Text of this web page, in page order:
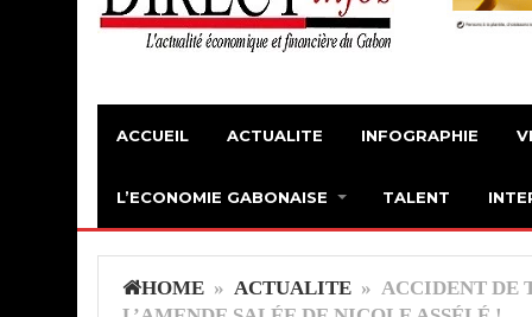
ACCUEIL ACTUALITE INFOGRAPHIE
L’ECONOMIE GABONAISE TALENT
HOME » ACTUALITE » ACCIDENT DE